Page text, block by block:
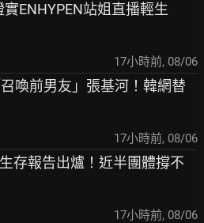
ENHYPEN站姐直播輕生
17小時前, 08/06
喚前男友」張基河！韓網替
17小時前, 08/06
存報告出爐！近半團體撐不
17小時前, 08/06